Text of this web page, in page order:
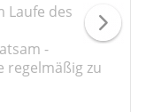
Laufe des
-
regelmäßig zu